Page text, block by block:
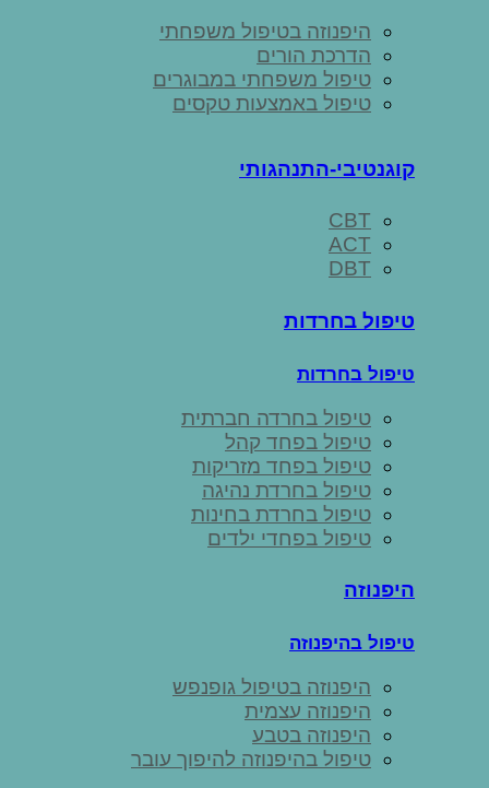
היפנוזה בטיפול משפחתי
הדרכת הורים
טיפול משפחתי במבוגרים
טיפול באמצעות טקסים
קוגנטיבי-התנהגותי
CBT
ACT
DBT
טיפול בחרדות
טיפול בחרדות
טיפול בחרדה חברתית
טיפול בפחד קהל
טיפול בפחד מזריקות
טיפול בחרדת נהיגה
טיפול בחרדת בחינות
טיפול בפחדי ילדים
היפנוזה
טיפול בהיפנוזה
היפנוזה בטיפול גופנפש
היפנוזה עצמית
היפנוזה בטבע
טיפול בהיפנוזה להיפוך עובר